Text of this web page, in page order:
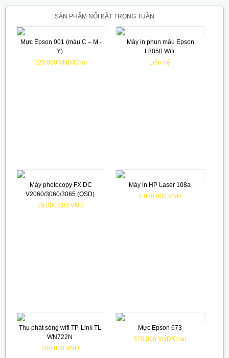
SẢN PHẨM NỔI BẬT TRONG TUẦN
Mực Epson 001 (màu C – M -
Y)
320.000 VNĐ/Chai
Máy in phun màu Epson
L8050 Wifi
Liên hệ
Máy photocopy FX DC
V2060/3060/3065 (QSD)
29.000.000 VNĐ
Máy in HP Laser 108a
2.950.000 VNĐ
Thu phát sóng wifi TP-Link TL-
WN722N
280.000 VNĐ
Mực Epson 673
375.000 VNĐ/Chai